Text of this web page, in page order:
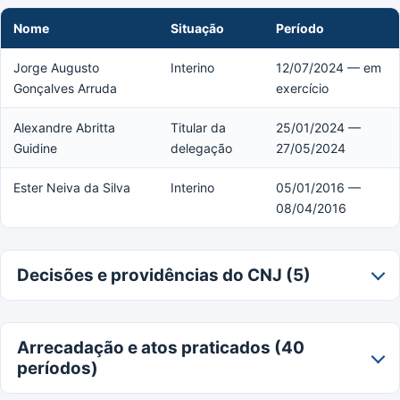
Nome Situação Período
Jorge Augusto
Gonçalves Arruda
Interino
12/07/2024 — em
exercício
Alexandre Abritta
Guidine
Titular da
delegação
25/01/2024 —
27/05/2024
Ester Neiva da Silva Interino
05/01/2016 —
08/04/2016
Decisões e providências do CNJ (5)
Arrecadação e atos praticados (40
períodos)